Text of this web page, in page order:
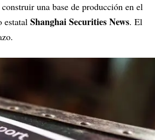
una base de producción en el
estatal Shanghai Securities News. El